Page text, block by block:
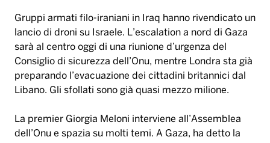
Gruppi armati filo-iraniani in Iraq hanno rivendicato un
lancio di droni su Israele. L’escalation a nord di Gaza
sarà al centro oggi di una riunione d’urgenza del
Consiglio di sicurezza dell’Onu, mentre Londra sta già
preparando l’evacuazione dei cittadini britannici dal
Libano. Gli sfollati sono già quasi mezzo milione.
La premier Giorgia Meloni interviene all’Assemblea
dell’Onu e spazia su molti temi. A Gaza, ha detto la